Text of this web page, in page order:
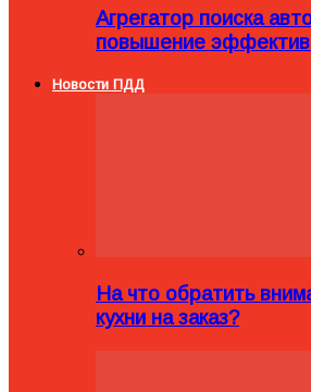
Агрегатор поиска
повышение
Новости ПДД
На что обратить
кухни на заказ?